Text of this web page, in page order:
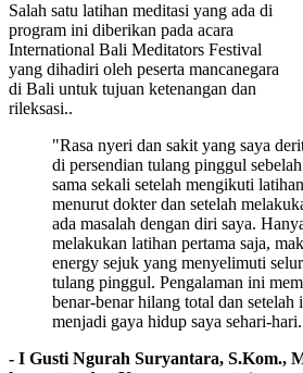
Salah satu latihan meditasi yang ada di
program ini diberikan pada acara
International Bali Meditators Festival
yang dihadiri oleh peserta mancanegara
di Bali untuk tujuan ketenangan dan
rileksasi..
"Rasa nyeri dan sakit yang saya
di persendian tulang pinggul
sama sekali setelah mengikuti
menurut dokter dan setelah
ada masalah dengan diri saya.
melakukan latihan pertama saja,
energy sejuk yang menyelimuti
tulang pinggul. Pengalaman ini
benar-benar hilang total dan setelah
menjadi gaya hidup saya sehari-
- I Gusti Ngurah Suryantara, S.Kom.,